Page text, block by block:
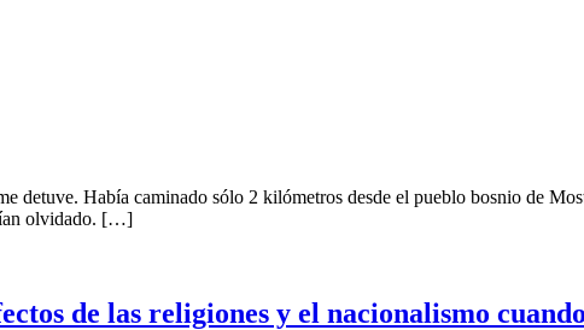
detuve. Había caminado sólo 2 kilómetros desde el pueblo bosnio de
olvidado. […]
de las religiones y el nacionalismo